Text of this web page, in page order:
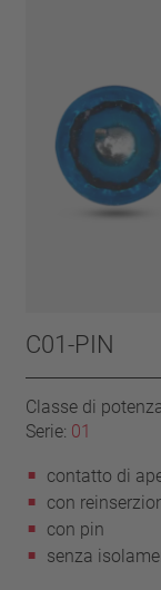
C01-PIN
Classe di
Serie: 01
contatto di
con
con pin
senza